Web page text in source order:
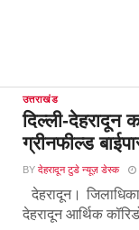
उत्तराखंड
दिल्ली-देहरादून
ग्रीनफील्ड
BY देहरादून टुडे न्यूज़ डेस्क
देहरादून।
देहरादून आर्थिक